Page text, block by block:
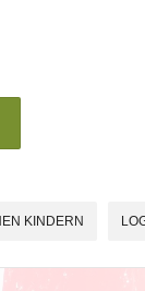
KINDERN